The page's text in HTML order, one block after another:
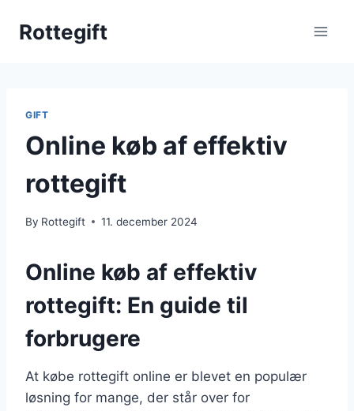
Rottegift
GIFT
Online køb af effektiv
rottegift
By Rottegift 11. december 2024
Online køb af effektiv
rottegift: En guide til
forbrugere
At købe rottegift online er blevet en populær
løsning for mange, der står over for